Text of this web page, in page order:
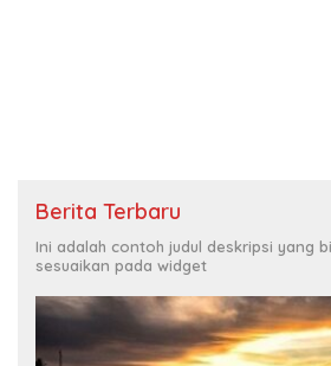
Berita Terbaru
Ini adalah contoh judul deskripsi yang
sesuaikan pada widget